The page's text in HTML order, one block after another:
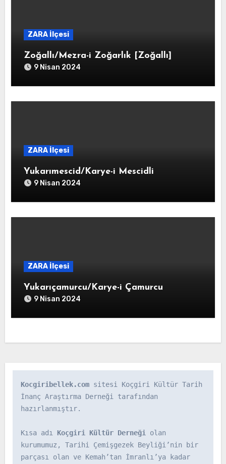
ZARA İlçesi
Zoğallı/Mezra-i Zoğarlık [Zoğallı]
9 Nisan 2024
ZARA İlçesi
Yukarımescid/Karye-i Mescidli
9 Nisan 2024
ZARA İlçesi
Yukarıçamurcu/Karye-i Çamurcu
9 Nisan 2024
Kocgiribellek.com sitesi Koçgiri Kültür Tarih
İnanç Araştırma Derneği tarafından
hazırlanmıştır.
Kısa adı Koçgiri Kültür Derneği olan
kurumumuz, Tarihi Çemişgezek Beyliği’nin bir
parçası olan ve Kemah’tan İmranlı’ya kadar